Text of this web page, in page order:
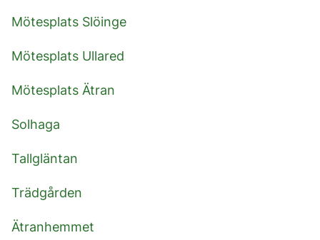
Mötesplats Slöinge
Mötesplats Ullared
Mötesplats Ätran
Solhaga
Tallgläntan
Trädgården
Ätranhemmet